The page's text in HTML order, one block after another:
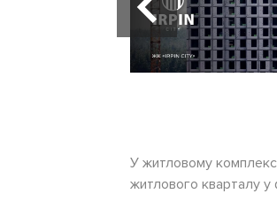
У житловому
житлового кварталу у